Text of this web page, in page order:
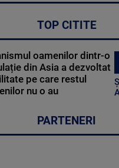
TOP CITITE
oamenilor dintr-o
din Asia a dezvoltat
pe care restul
nu o au
PARTENERI